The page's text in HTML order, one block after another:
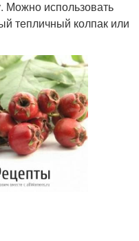
Можно использовать
тепличный колпак или